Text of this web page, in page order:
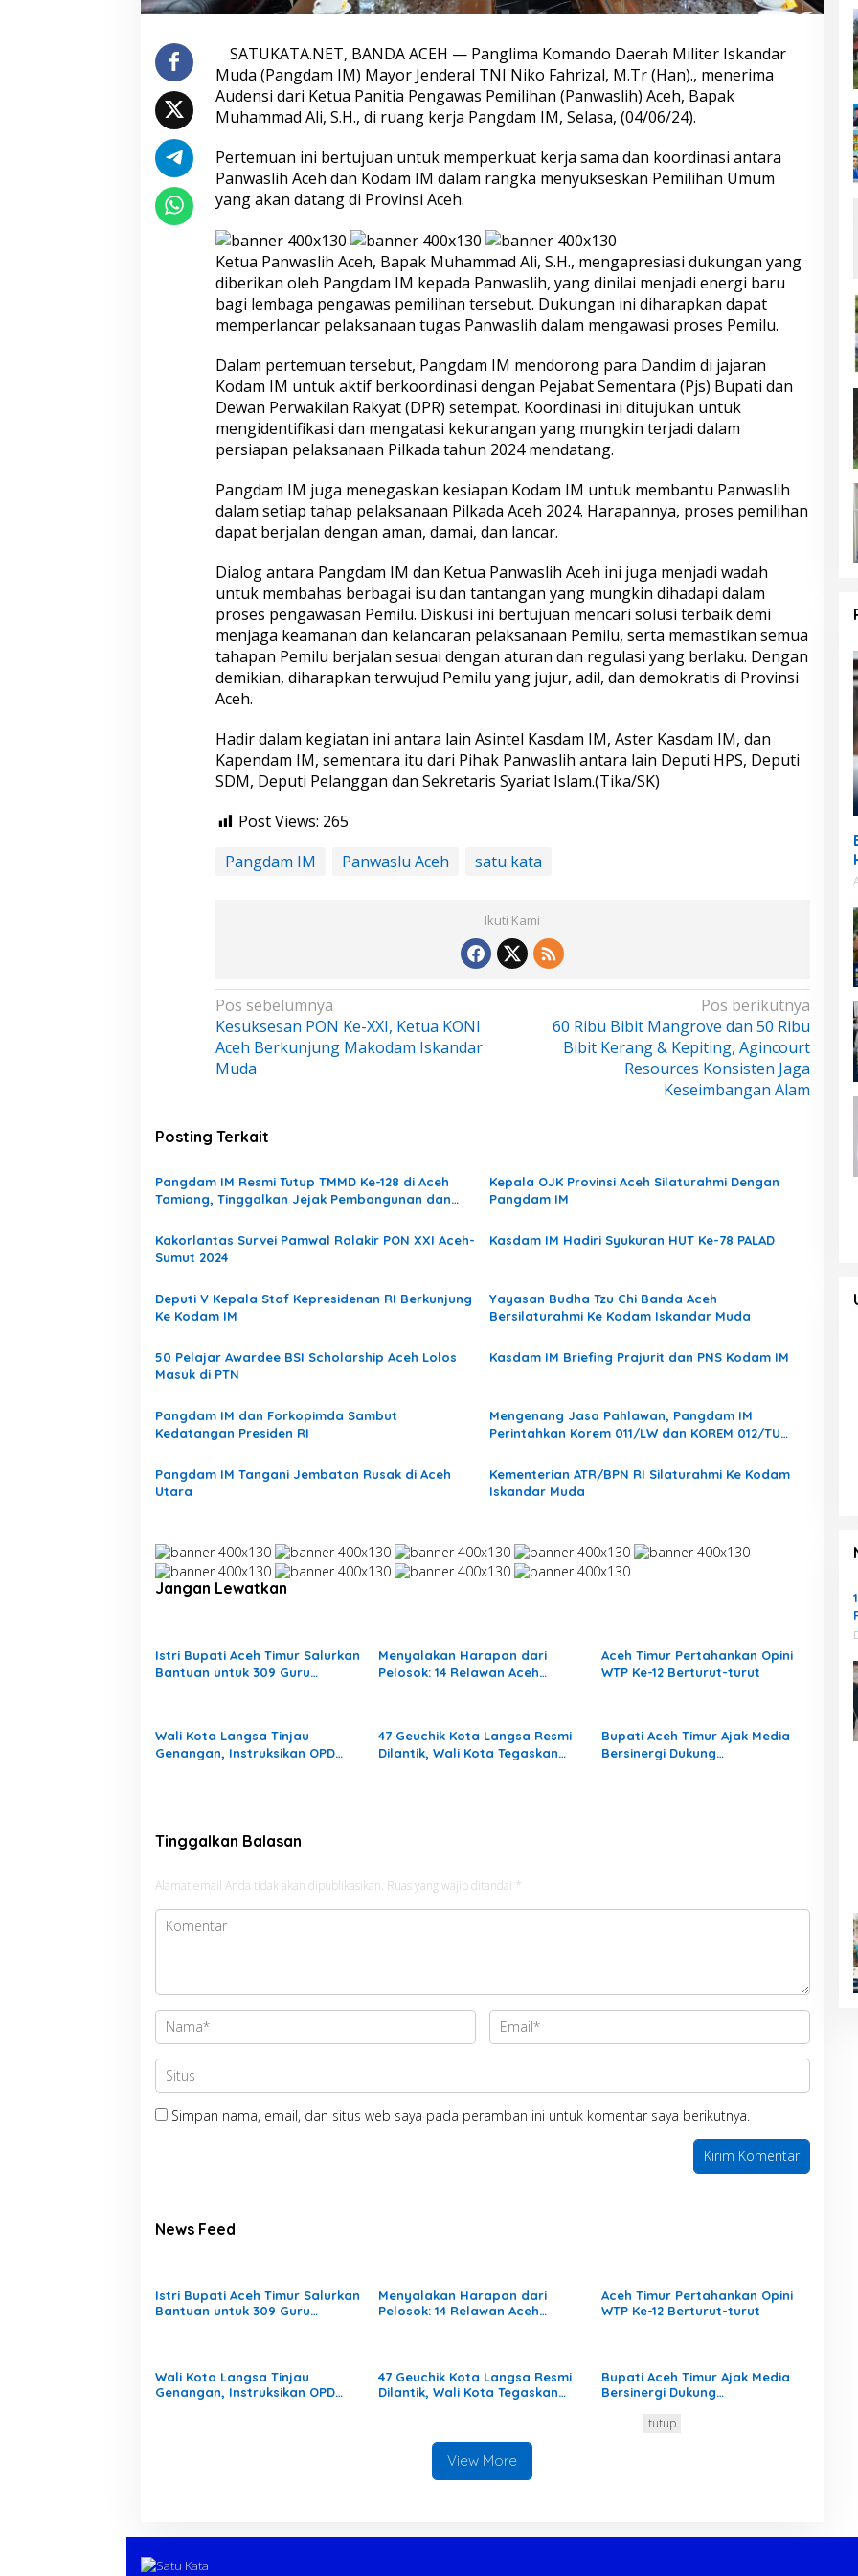
K
e
t
u
a
a
n
w
l
i
h
A
c
e
SATUKATA.NET, BANDA ACEH — Panglima Komando Daerah Militer Iskandar
Muda (Pangdam IM) Mayor Jenderal TNI Niko Fahrizal, M.Tr (Han)., menerima
Audensi dari Ketua Panitia Pengawas Pemilihan (Panwaslih) Aceh, Bapak
Muhammad Ali, S.H., di ruang kerja Pangdam IM, Selasa, (04/06/24).
Pertemuan ini bertujuan untuk memperkuat kerja sama dan koordinasi antara
Panwaslih Aceh dan Kodam IM dalam rangka menyukseskan Pemilihan Umum
yang akan datang di Provinsi Aceh.
Ketua Panwaslih Aceh, Bapak Muhammad Ali, S.H., mengapresiasi dukungan yang
diberikan oleh Pangdam IM kepada Panwaslih, yang dinilai menjadi energi baru
bagi lembaga pengawas pemilihan tersebut. Dukungan ini diharapkan dapat
memperlancar pelaksanaan tugas Panwaslih dalam mengawasi proses Pemilu.
Dalam pertemuan tersebut, Pangdam IM mendorong para Dandim di jajaran
Kodam IM untuk aktif berkoordinasi dengan Pejabat Sementara (Pjs) Bupati dan
Dewan Perwakilan Rakyat (DPR) setempat. Koordinasi ini ditujukan untuk
mengidentifikasi dan mengatasi kekurangan yang mungkin terjadi dalam
persiapan pelaksanaan Pilkada tahun 2024 mendatang.
Pangdam IM juga menegaskan kesiapan Kodam IM untuk membantu Panwaslih
dalam setiap tahap pelaksanaan Pilkada Aceh 2024. Harapannya, proses pemilihan
dapat berjalan dengan aman, damai, dan lancar.
Dialog antara Pangdam IM dan Ketua Panwaslih Aceh ini juga menjadi wadah
untuk membahas berbagai isu dan tantangan yang mungkin dihadapi dalam
proses pengawasan Pemilu. Diskusi ini bertujuan mencari solusi terbaik demi
menjaga keamanan dan kelancaran pelaksanaan Pemilu, serta memastikan semua
tahapan Pemilu berjalan sesuai dengan aturan dan regulasi yang berlaku. Dengan
demikian, diharapkan terwujud Pemilu yang jujur, adil, dan demokratis di Provinsi
Aceh.
Hadir dalam kegiatan ini antara lain Asintel Kasdam IM, Aster Kasdam IM, dan
Kapendam IM, sementara itu dari Pihak Panwaslih antara lain Deputi HPS, Deputi
SDM, Deputi Pelanggan dan Sekretaris Syariat Islam.(Tika/SK)
Post Views: 265
Pangdam IM
Panwaslu Aceh satu kata
Ikuti Kami
N
a
v
i
a
i
p
o
s
Pos sebelumnya
Kesuksesan PON Ke-XXI, Ketua KONI
Aceh Berkunjung Makodam Iskandar
Muda
Pos berikutnya
60 Ribu Bibit Mangrove dan 50 Ribu
Bibit Kerang & Kepiting, Agincourt
Resources Konsisten Jaga
Keseimbangan Alam
Posting Terkait
Pangdam IM Resmi Tutup TMMD Ke-128 di Aceh
Tamiang, Tinggalkan Jejak Pembangunan dan
Kepala OJK Provinsi Aceh Silaturahmi Dengan
Pangdam IM
Kakorlantas Survei Pamwal Rolakir PON XXI Aceh-
Sumut 2024
Kasdam IM Hadiri Syukuran HUT Ke-78 PALAD
Deputi V Kepala Staf Kepresidenan RI Berkunjung
Ke Kodam IM
Yayasan Budha Tzu Chi Banda Aceh
Bersilaturahmi Ke Kodam Iskandar Muda
50 Pelajar Awardee BSI Scholarship Aceh Lolos
Masuk di PTN
Kasdam IM Briefing Prajurit dan PNS Kodam IM
Pangdam IM dan Forkopimda Sambut
Kedatangan Presiden RI
Mengenang Jasa Pahlawan, Pangdam IM
Perintahkan Korem 011/LW dan KOREM 012/TU
Pangdam IM Tangani Jembatan Rusak di Aceh
Utara
Kementerian ATR/BPN RI Silaturahmi Ke Kodam
Iskandar Muda
Jangan Lewatkan
Istri Bupati Aceh Timur Salurkan
Bantuan untuk 309 Guru
Menyalakan Harapan dari
Pelosok: 14 Relawan Aceh
Aceh Timur Pertahankan Opini
WTP Ke-12 Berturut-turut
Wali Kota Langsa Tinjau
Genangan, Instruksikan OPD
47 Geuchik Kota Langsa Resmi
Dilantik, Wali Kota Tegaskan
Bupati Aceh Timur Ajak Media
Bersinergi Dukung
Tinggalkan Balasan
Alamat email Anda tidak akan dipublikasikan. Ruas yang wajib ditandai *
Simpan nama, email, dan situs web saya pada peramban ini untuk komentar saya berikutnya.
News Feed
Istri Bupati Aceh Timur Salurkan
Bantuan untuk 309 Guru
Menyalakan Harapan dari
Pelosok: 14 Relawan Aceh
Aceh Timur Pertahankan Opini
WTP Ke-12 Berturut-turut
Wali Kota Langsa Tinjau
Genangan, Instruksikan OPD
47 Geuchik Kota Langsa Resmi
Dilantik, Wali Kota Tegaskan
Bupati Aceh Timur Ajak Media
Bersinergi Dukung
View More
Bupati Armia: Setiap Rupiah APBK
Harus Berdampak Nyata bagi
Rusak, Bang Jek Tinjau Lokasi
Bencana
Di Bencana, Daerah, Headline | Agustus 7, 2026
kelola Rp 9,7 Miliar
Di Headline, Nasional |
tutup